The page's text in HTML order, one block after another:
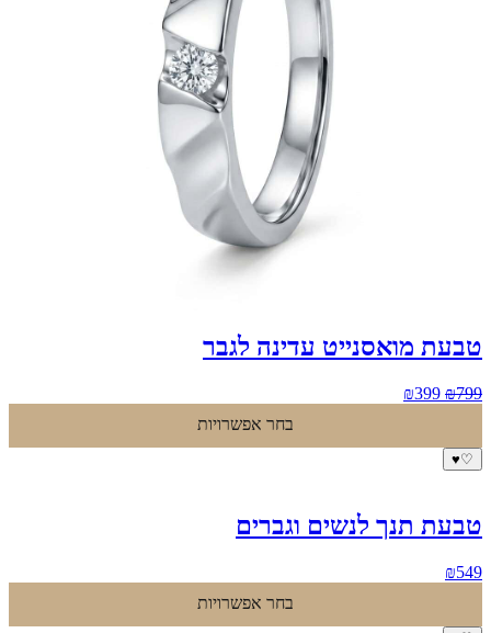
טבעת מואסנייט עדינה לגבר
₪799
המחיר
₪799.
₪399
₪399.
בחר אפשרויות
♡
♥
טבעת תנך לנשים וגברים
₪549
בחר אפשרויות